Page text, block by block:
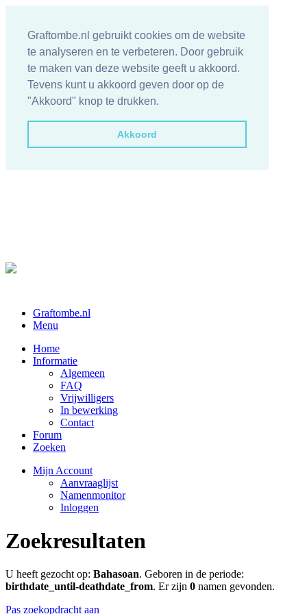
Graftombe.nl gebruikt cookies om de website
te analyseren en te verbeteren. Door gebruik
te maken van deze website geeft u akkoord.
Tevens kunt u akkoord geven door op de
"Akkoord" knop te drukken.
Akkoord
Graftombe.nl
Menu
Home
Informatie
Algemeen
FAQ
Vrijwilligers
In bewerking
Contact
Forum
Zoeken
Mijn Account
Aanvraaglijst
Namenmonitor
Inloggen
Zoekresultaten
U heeft gezocht op: Bahasoan. Geboren in de periode:
birthdate_until-deathdate_from. Er zijn 0 namen gevonden.
Pas zoekopdracht aan